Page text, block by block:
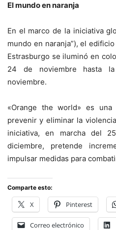
El mundo en naranja
En el marco de la iniciativa
mundo en naranja”), el
Estrasburgo se iluminó en
24 de noviembre hasta
noviembre.
«Orange the world» es
prevenir y eliminar la
iniciativa, en marcha del
diciembre, pretende
impulsar medidas para
Comparte esto:
X Pinterest
Correo electrónico